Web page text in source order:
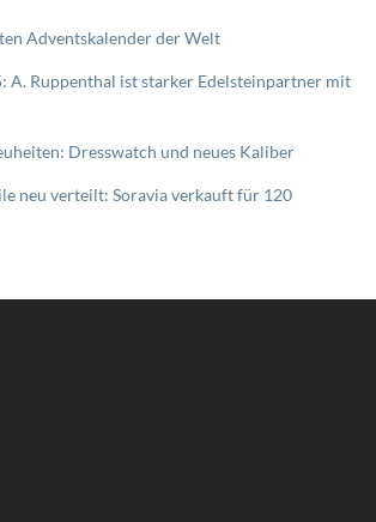
Adventskalender der Welt
A. Ruppenthal ist starker Edelsteinpartner mit
Dresswatch und neues Kaliber
neu verteilt: Soravia verkauft für 120